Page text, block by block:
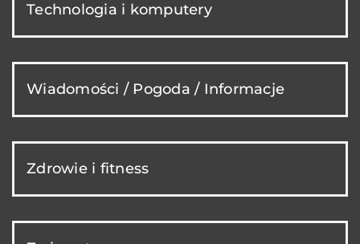
Technologia i komputery
Wiadomości / Pogoda / Informacje
Zdrowie i fitness